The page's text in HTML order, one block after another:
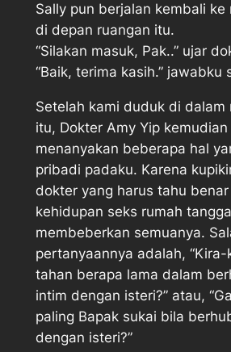
Sally pun berjalan kembali ke
di depan ruangan itu.
“Silakan masuk, Pak..” ujar
“Baik, terima kasih.” jawabku
Setelah kami duduk di dalam
itu, Dokter Amy Yip kemudian
menanyakan beberapa hal
pribadi padaku. Karena
dokter yang harus tahu
kehidupan seks rumah
membeberkan semuanya.
pertanyaannya adalah,
tahan berapa lama dalam
intim dengan isteri?” atau,
paling Bapak sukai bila
dengan isteri?”